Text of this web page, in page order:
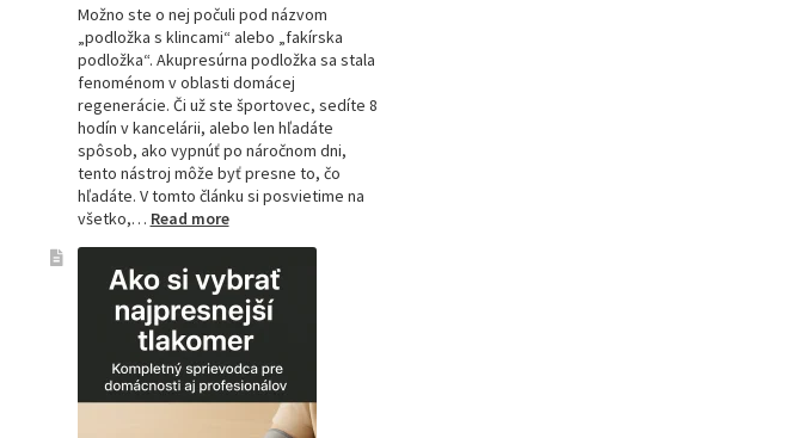
Možno ste o nej počuli pod názvom
„podložka s klincami“ alebo „fakírska
podložka“. Akupresúrna podložka sa stala
fenoménom v oblasti domácej
regenerácie. Či už ste športovec, sedíte 8
hodín v kancelárii, alebo len hľadáte
spôsob, ako vypnúť po náročnom dni,
tento nástroj môže byť presne to, čo
hľadáte. V tomto článku si posvietime na
všetko,… Read more:
akupresúrnou
podložkou:
Ako
si
vybrať
tú
najlepšiu